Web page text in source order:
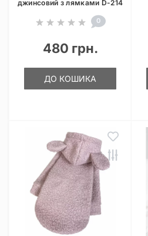
джинсовий з лямками D-214
0
480 грн.
ДО КОШИКА